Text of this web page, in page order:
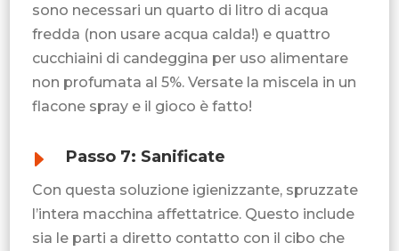
sono necessari un quarto di litro di acqua
fredda (non usare acqua calda!) e quattro
cucchiaini di candeggina per uso alimentare
non profumata al 5%. Versate la miscela in un
flacone spray e il gioco è fatto!
E Passo 7: Sanificate
Con questa soluzione igienizzante, spruzzate
l’intera macchina affettatrice. Questo include
sia le parti a diretto contatto con il cibo che